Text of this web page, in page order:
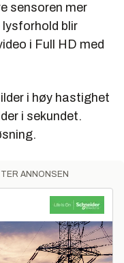
sensoren mer
lysforhold blir
i Full HD med
i høy hastighet
i sekundet.
ANNONSEN